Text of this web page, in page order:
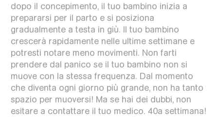
dopo il concepimento, il tuo bambino inizia a
prepararsi per il parto e si posiziona
gradualmente a testa in giù. Il tuo bambino
crescerà rapidamente nelle ultime settimane e
potresti notare meno movimenti. Non farti
prendere dal panico se il tuo bambino non si
muove con la stessa frequenza. Dal momento
che diventa ogni giorno più grande, non ha tanto
spazio per muoversi! Ma se hai dei dubbi, non
esitare a contattare il tuo medico. 40a settimana!